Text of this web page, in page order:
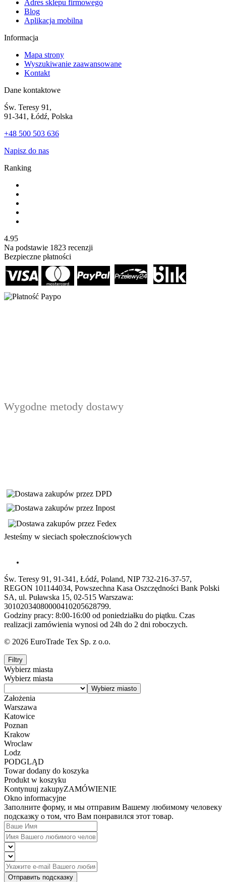
Adres sklepu firmowego
Blog
Aplikacja mobilna
Informacja
Mapa strony
Wyszukiwanie zaawansowane
Kontakt
Dane kontaktowe
Św. Teresy 91,
91-341, Łódź, Polska
+48 500 503 636
Napisz do nas
Ranking
4.95
Na podstawie 1823 recenzji
Bezpieczne płatności
Wygodne metody dostawy
Jesteśmy w sieciach społecznościowych
Św. Teresy 91, 91-341, Łódź, Poland, NIP 732-216-37-57,
REGON 101144034, Powszechna Kasa Oszczędności Bank Polski
SA, ul. Puławska 15, 02-515 Warszawa:
30102034080000410205628799.
Godziny pracy: 8:00-16:00 od poniedziałku do piątku. Czas
realizacji zamówienia wynosi od 24h do 2 dni roboczych.
© 2026 EuroTrade Tex Sp. z o.o.
Filtry
Wybierz miasta
Wybierz miasta
Założenia
Warszawa
Katowice
Poznan
Krakow
Wroclaw
Lodz
PODGLĄD
Towar dodany do koszyka
Produkt w koszyku
Kontynuuj zakupyZAMÓWIENIE
Okno informacyjne
Заполните форму, и мы отправим Вашему любимому человеку
подсказку о том, что Вам понравился этот товар.
Отправить подсказку